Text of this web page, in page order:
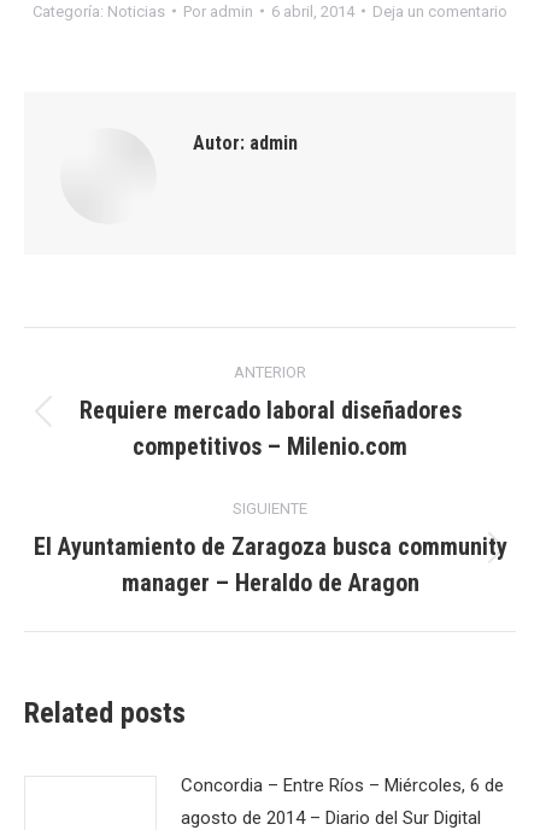
Categoría: Noticias Por admin 6 abril, 2014 Deja un comentario
Autor: admin
entre
publicaciones
ANTERIOR
Publicación
anterior:
Requiere mercado laboral diseñadores
competitivos – Milenio.com
SIGUIENTE
Publicación
siguiente:
El Ayuntamiento de Zaragoza busca community
manager – Heraldo de Aragon
Related posts
Concordia – Entre Ríos – Miércoles, 6 de
agosto de 2014 – Diario del Sur Digital